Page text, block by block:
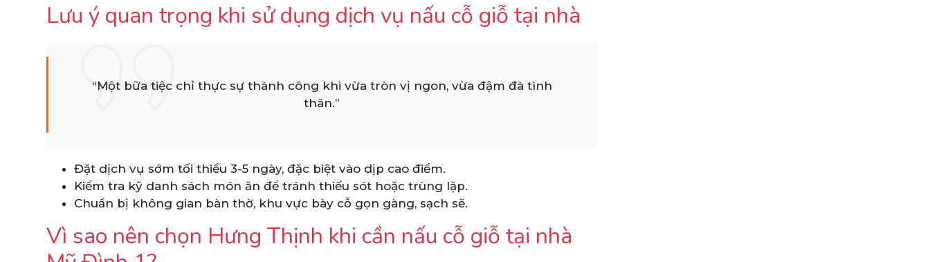
Lưu ý quan trọng khi sử dụng dịch vụ nấu cỗ giỗ tại nhà
“Một bữa tiệc chỉ thực sự thành công khi vừa tròn vị ngon, vừa đậm đà tình
thân.”
Đặt dịch vụ sớm tối thiểu 3-5 ngày, đặc biệt vào dịp cao điểm.
Kiểm tra kỹ danh sách món ăn để tránh thiếu sót hoặc trùng lặp.
Chuẩn bị không gian bàn thờ, khu vực bày cỗ gọn gàng, sạch sẽ.
Vì sao nên chọn Hưng Thịnh khi cần nấu cỗ giỗ tại nhà